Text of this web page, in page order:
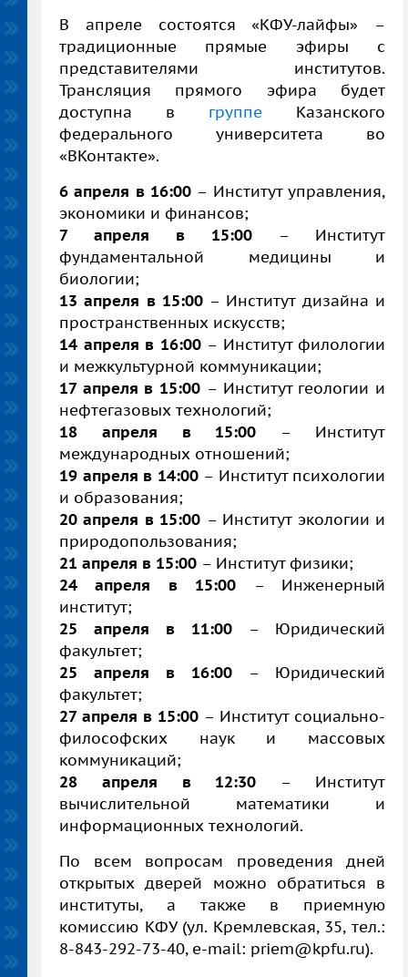
В апреле состоятся «КФУ-лайфы» –
традиционные прямые эфиры с
представителями институтов.
Трансляция прямого эфира будет
доступна в группе Казанского
федерального университета во
«ВКонтакте».
6 апреля в 16:00 – Институт управления,
экономики и финансов;
7 апреля в 15:00 – Институт
фундаментальной медицины и
биологии;
13 апреля в 15:00 – Институт дизайна и
пространственных искусств;
14 апреля в 16:00 – Институт филологии
и межкультурной коммуникации;
17 апреля в 15:00 – Институт геологии и
нефтегазовых технологий;
18 апреля в 15:00 – Институт
международных отношений;
19 апреля в 14:00 – Институт психологии
и образования;
20 апреля в 15:00 – Институт экологии и
природопользования;
21 апреля в 15:00 – Институт физики;
24 апреля в 15:00 – Инженерный
институт;
25 апреля в 11:00 – Юридический
факультет;
25 апреля в 16:00 – Юридический
факультет;
27 апреля в 15:00 – Институт социально-
философских наук и массовых
коммуникаций;
28 апреля в 12:30 – Институт
вычислительной математики и
информационных технологий.
По всем вопросам проведения дней
открытых дверей можно обратиться в
институты, а также в приемную
комиссию КФУ (ул. Кремлевская, 35, тел.:
8-843-292-73-40, e-mail: priem@kpfu.ru).